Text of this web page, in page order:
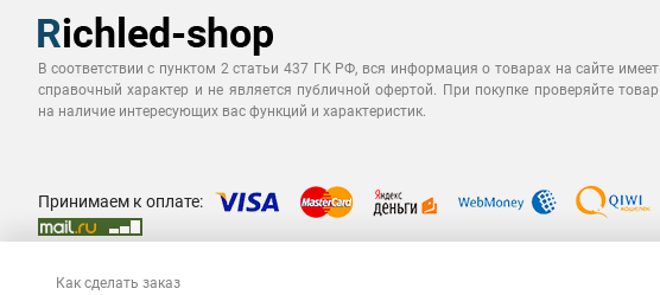
В соответствии с пунктом 2 статьи 437 ГК РФ, вся информация о товарах на сайте имеет
справочный характер и не является публичной офертой. При покупке проверяйте товар
на наличие интересующих вас функций и характеристик.
Принимаем к оплате:
Как сделать заказ